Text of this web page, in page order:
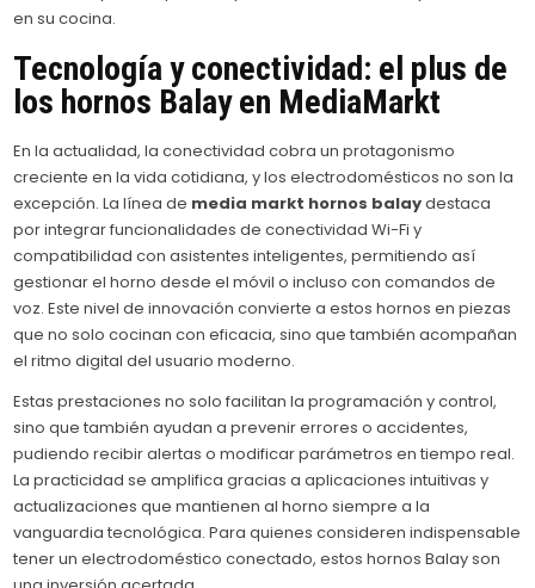
en su cocina.
Tecnología y conectividad: el plus de
los hornos Balay en MediaMarkt
En la actualidad, la conectividad cobra un protagonismo
creciente en la vida cotidiana, y los electrodomésticos no son la
excepción. La línea de media markt hornos balaydestaca
por integrar funcionalidades de conectividad Wi-Fi y
compatibilidad con asistentes inteligentes, permitiendo así
gestionar el horno desde el móvil o incluso con comandos de
voz. Este nivel de innovación convierte a estos hornos en piezas
que no solo cocinan con eficacia, sino que también acompañan
el ritmo digital del usuario moderno.
Estas prestaciones no solo facilitan la programación y control,
sino que también ayudan a prevenir errores o accidentes,
pudiendo recibir alertas o modificar parámetros en tiempo real.
La practicidad se amplifica gracias a aplicaciones intuitivas y
actualizaciones que mantienen al horno siempre a la
vanguardia tecnológica. Para quienes consideren indispensable
tener un electrodoméstico conectado, estos hornos Balay son